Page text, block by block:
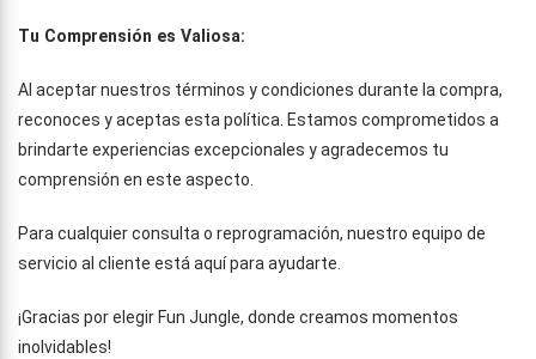
Tu Comprensión es Valiosa:
Al aceptar nuestros términos y condiciones durante la compra,
reconoces y aceptas esta política. Estamos comprometidos a
brindarte experiencias excepcionales y agradecemos tu
comprensión en este aspecto.
Para cualquier consulta o reprogramación, nuestro equipo de
servicio al cliente está aquí para ayudarte.
¡Gracias por elegir Fun Jungle, donde creamos momentos
inolvidables!